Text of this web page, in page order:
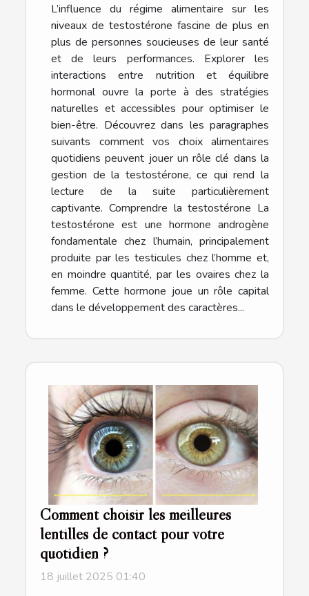
L’influence du régime alimentaire sur les
niveaux de testostérone fascine de plus en
plus de personnes soucieuses de leur santé
et de leurs performances. Explorer les
interactions entre nutrition et équilibre
hormonal ouvre la porte à des stratégies
naturelles et accessibles pour optimiser le
bien-être. Découvrez dans les paragraphes
suivants comment vos choix alimentaires
quotidiens peuvent jouer un rôle clé dans la
gestion de la testostérone, ce qui rend la
lecture de la suite particulièrement
captivante. Comprendre la testostérone La
testostérone est une hormone androgène
fondamentale chez l’humain, principalement
produite par les testicules chez l’homme et,
en moindre quantité, par les ovaires chez la
femme. Cette hormone joue un rôle capital
dans le développement des caractères...
Comment choisir les meilleures
lentilles de contact pour votre
quotidien ?
18 juillet 2025 01:40